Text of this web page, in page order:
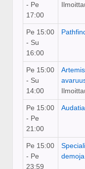
- Pe
17:00
Pe 15:00
- Su
16:00
Pe 15:00
- Su
14:00
Pe 15:00
- Pe
21:00
Pe 15:00
- Pe
23:59
demoja